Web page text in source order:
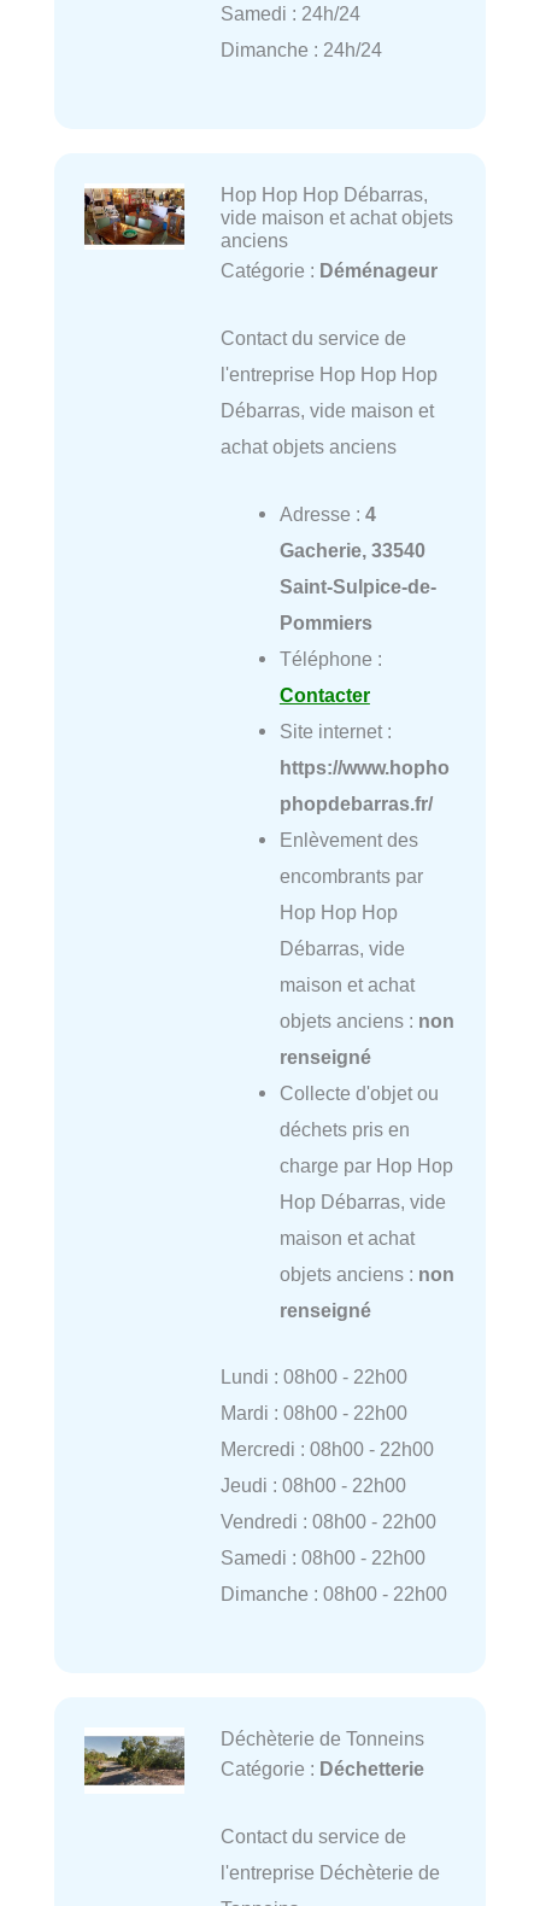
Samedi : 24h/24
Dimanche : 24h/24
Hop Hop Hop Débarras,
vide maison et achat objets
anciens
Catégorie : Déménageur
Contact du service de
l'entreprise Hop Hop Hop
Débarras, vide maison et
achat objets anciens
Adresse : 4
Gacherie, 33540
Saint-Sulpice-de-
Pommiers
Téléphone :
Contacter
Site internet :
https://www.hopho
phopdebarras.fr/
Enlèvement des
encombrants par
Hop Hop Hop
Débarras, vide
maison et achat
objets anciens : non
renseigné
Collecte d'objet ou
déchets pris en
charge par Hop Hop
Hop Débarras, vide
maison et achat
objets anciens : non
renseigné
Lundi : 08h00 - 22h00
Mardi : 08h00 - 22h00
Mercredi : 08h00 - 22h00
Jeudi : 08h00 - 22h00
Vendredi : 08h00 - 22h00
Samedi : 08h00 - 22h00
Dimanche : 08h00 - 22h00
Déchèterie de Tonneins
Catégorie : Déchetterie
Contact du service de
l'entreprise Déchèterie de